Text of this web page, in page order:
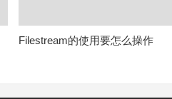
Filestream的使用要怎么操作